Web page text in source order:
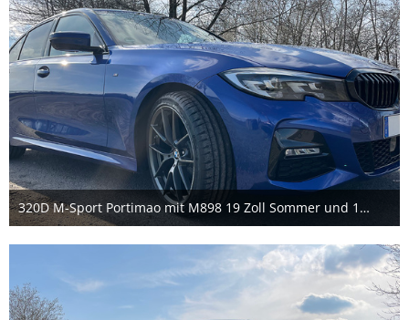
320D M-Sport Portimao mit M898 19 Zoll Sommer und 11er Spurverbreiterung pro Rad
26. März 2021
2